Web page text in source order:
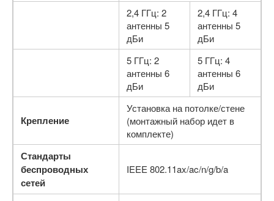
2,4 ГГц: 2
антенны 5
дБи
2,4 ГГц: 4
антенны 5
дБи
5 ГГц: 2
антенны 6
дБи
5 ГГц: 4
антенны 6
дБи
Крепление
Установка на потолке/стене
(монтажный набор идет в
комплекте)
Стандарты
беспроводных
сетей
IEEE 802.11ax/ac/n/g/b/a